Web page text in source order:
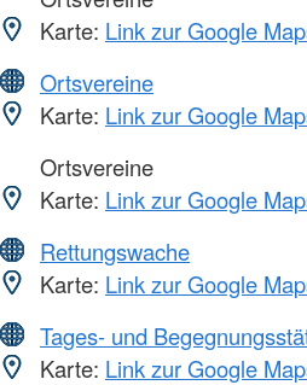
Karte: Link zur Google
Ortsvereine
Karte: Link zur Google
Ortsvereine
Karte: Link zur Google
Rettungswache
Karte: Link zur Google
Tages- und
Karte: Link zur Google